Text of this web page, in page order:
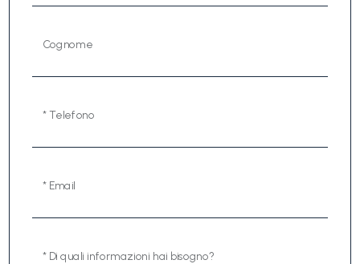
Cognome
* Telefono
* Email
* Di quali informazioni hai bisogno?